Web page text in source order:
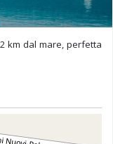
km dal mare, perfetta